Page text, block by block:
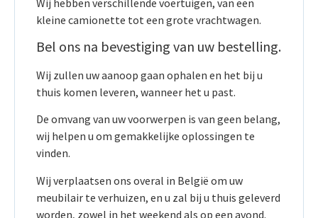
kleine camionette tot een grote vrachtwagen.
Bel ons na bevestiging van uw bestelling.
Wij zullen uw aanoop gaan ophalen en het bij u
thuis komen leveren, wanneer het u past.
De omvang van uw voorwerpen is van geen belang,
wij helpen u om gemakkelijke oplossingen te
vinden.
Wij verplaatsen ons overal in België om uw
meubilair te verhuizen, en u zal bij u thuis geleverd
worden, zowel in het weekend als op een avond.